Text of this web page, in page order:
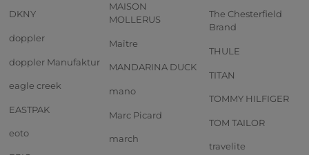
DKNY
doppler
doppler Manufaktur
eagle creek
EASTPAK
eoto
MAISON
MOLLERUS
Maître
MANDARINA DUCK
mano
Marc Picard
march
The Chesterfield
Brand
THULE
TITAN
TOMMY HILFIGER
TOM TAILOR
travelite